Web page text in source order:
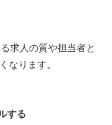
求人の質や担当者と
なります。
する